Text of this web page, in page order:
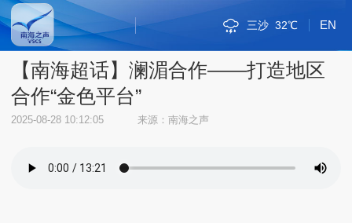
EN
河内 32℃
三沙 32℃
三亚 29℃
琼海 32℃
海口 30℃
斯里巴加湾 34℃
金边 34℃
雅加达 34℃
万象 29℃
吉隆坡 36℃
马尼拉 30℃
新加坡市 34℃
曼谷 33℃
内比都 31℃
河内 32℃
三沙 32℃
【南海超话】澜湄合作——打造地区
合作“金色平台”
2025-08-28 10:12:05 来源：南海之声